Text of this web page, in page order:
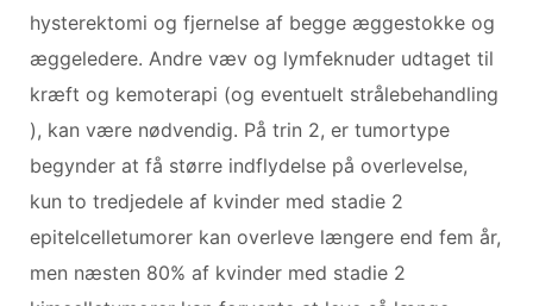
hysterektomi og fjernelse af begge æggestokke og
æggeledere. Andre væv og lymfeknuder udtaget til
kræft og kemoterapi (og eventuelt strålebehandling
), kan være nødvendig. På trin 2, er tumortype
begynder at få større indflydelse på overlevelse,
kun to tredjedele af kvinder med stadie 2
epitelcelletumorer kan overleve længere end fem år,
men næsten 80% af kvinder med stadie 2